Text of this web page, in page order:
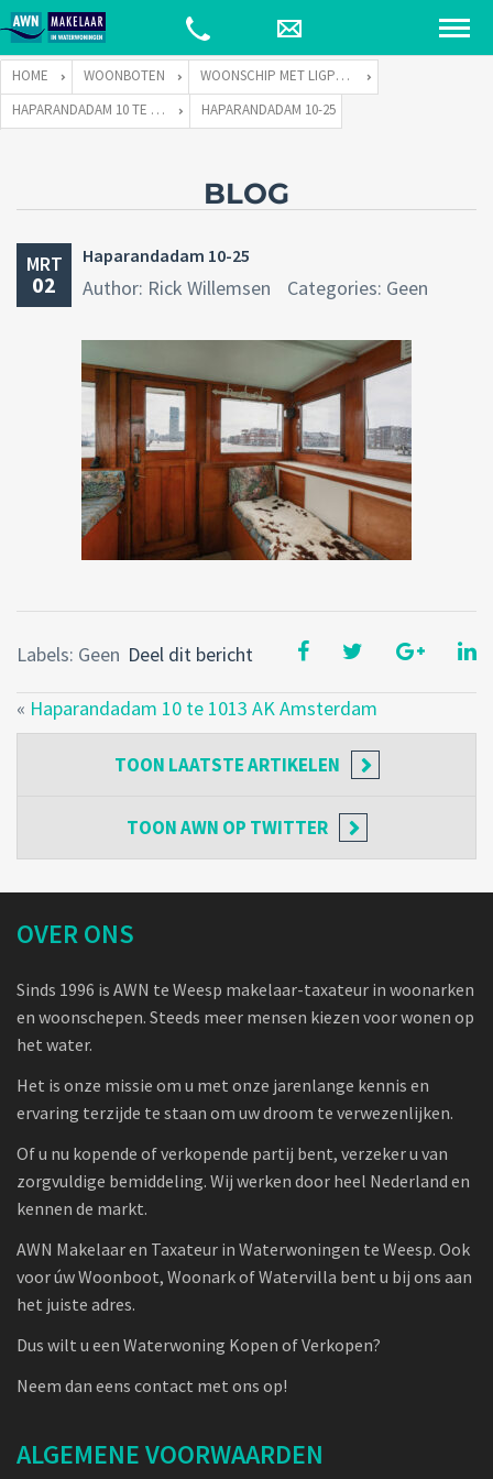
HOME WOONBOTEN
WOONSCHIP MET LIGPLAATS
HAPARANDADAM 10 TE 1013 AK AMSTERDAM
HAPARANDADAM 10-25
BLOG
MRT
02
Haparandadam 10-25
Author: Rick Willemsen Categories: Geen
Deel dit bericht
Labels: Geen
« Haparandadam 10 te 1013 AK Amsterdam
TOON LAATSTE ARTIKELEN
TOONAWN OP TWITTER
OVER ONS
Sinds 1996 is AWN te Weesp makelaar-taxateur in woonarken
en woonschepen. Steeds meer mensen kiezen voor wonen op
het water.
Het is onze missie om u met onze jarenlange kennis en
ervaring terzijde te staan om uw droom te verwezenlijken.
Of u nu kopende of verkopende partij bent, verzeker u van
zorgvuldige bemiddeling. Wij werken door heel Nederland en
kennen de markt.
AWN Makelaar en Taxateur in Waterwoningen te Weesp. Ook
voor úw Woonboot, Woonark of Watervilla bent u bij ons aan
het juiste adres.
Dus wilt u een Waterwoning Kopen of Verkopen?
Neem dan eens contact met ons op!
ALGEMENE VOORWAARDEN